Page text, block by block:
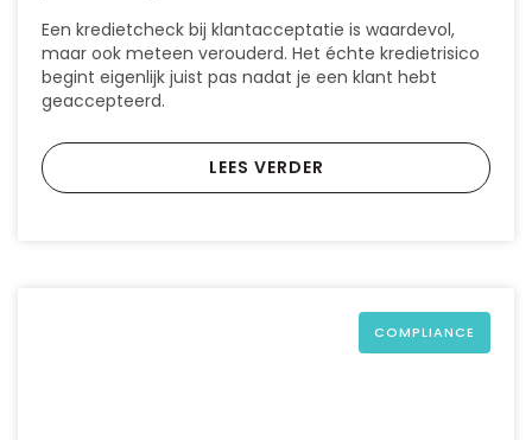
Een kredietcheck bij klantacceptatie is waardevol,
maar ook meteen verouderd. Het échte kredietrisico
begint eigenlijk juist pas nadat je een klant hebt
geaccepteerd.
LEES VERDER
COMPLIANCE